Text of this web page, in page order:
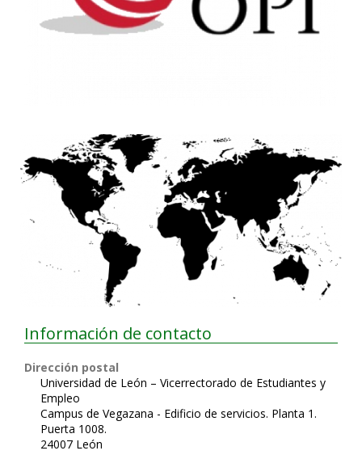
Información de contacto
Dirección postal
Universidad de León – Vicerrectorado de Estudiantes y
Empleo
Campus de Vegazana - Edificio de servicios. Planta 1.
Puerta 1008.
24007 León